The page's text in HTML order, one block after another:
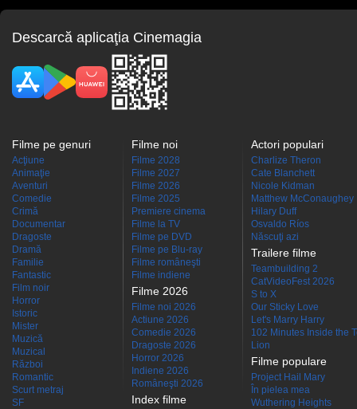
Descarcă aplicaţia Cinemagia
Filme pe genuri
Acţiune
Animaţie
Aventuri
Comedie
Crimă
Documentar
Dragoste
Dramă
Familie
Fantastic
Film noir
Horror
Istoric
Mister
Muzică
Muzical
Război
Romantic
Scurt metraj
SF
Filme noi
Filme 2028
Filme 2027
Filme 2026
Filme 2025
Premiere cinema
Filme la TV
Filme pe DVD
Filme pe Blu-ray
Filme româneşti
Filme indiene
Filme 2026
Filme noi 2026
Actiune 2026
Comedie 2026
Dragoste 2026
Horror 2026
Indiene 2026
Româneşti 2026
Index filme
Actori populari
Charlize Theron
Cate Blanchett
Nicole Kidman
Matthew McConaughey
Hilary Duff
Osvaldo Ríos
Născuţi azi
Trailere filme
Teambuilding 2
CatVideoFest 2026
S to X
Our Sticky Love
Let's Marry Harry
102 Minutes Inside the
Lion
Filme populare
Project Hail Mary
În pielea mea
Wuthering Heights